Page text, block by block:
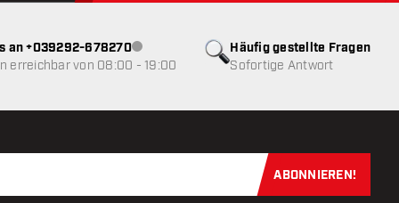
Häufig gestellte Fragen
Sofortige Antwort
an +039292-678270Kundenservice nicht verfügbar
erreichbar von 08:00 - 19:00
Jetzt für
ABONNIEREN!